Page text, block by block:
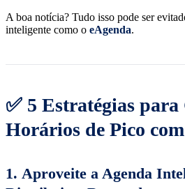
A boa notícia? Tudo isso pode ser
inteligente como o eAgenda.
✅ 5 Estratégias
Horários de Pico
1. Aproveite a Agenda